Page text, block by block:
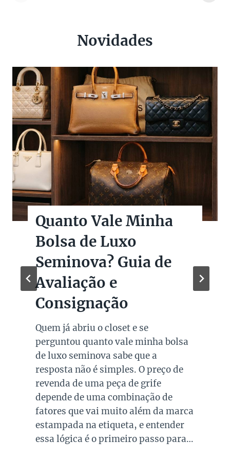
Novidades
Quanto Vale Minha
Bolsa de Luxo
Seminova? Guia de
Avaliação e
Consignação
Quem já abriu o closet e se
perguntou quanto vale minha bolsa
de luxo seminova sabe que a
resposta não é simples. O preço de
revenda de uma peça de grife
depende de uma combinação de
fatores que vai muito além da marca
estampada na etiqueta, e entender
essa lógica é o primeiro passo para…